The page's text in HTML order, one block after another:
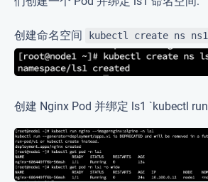
创建命名空间 kubectl create ns ns1
创建 Nginx Pod 并绑定 ls1 `kubectl run